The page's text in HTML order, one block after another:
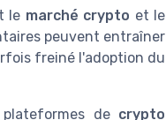
le marché crypto et le
peuvent entraîner
freiné l'adoption du
de crypto